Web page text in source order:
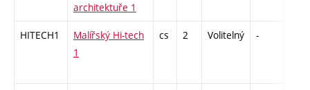
architektuře 1
HITECH1
Malířský Hi-tech
1
cs 2 Volitelný -